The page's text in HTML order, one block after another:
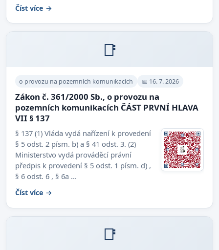
Číst více →
📑
o provozu na pozemních komunikacích 📅 16. 7. 2026
Zákon č. 361/2000 Sb., o provozu na
pozemních komunikacích ČÁST PRVNÍ HLAVA
VII § 137
§ 137 (1) Vláda vydá nařízení k provedení
§ 5 odst. 2 písm. b) a § 41 odst. 3. (2)
Ministerstvo vydá prováděcí právní
předpis k provedení § 5 odst. 1 písm. d) ,
§ 6 odst. 6 , § 6a ...
Číst více →
📑